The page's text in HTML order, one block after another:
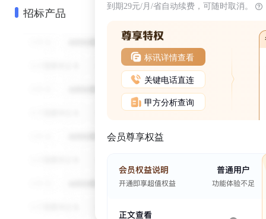
招标产品 到期29元/月/省自动续费，可随时取消。
标讯详情查看
关键电话直连
甲方分析查询
会员尊享权益